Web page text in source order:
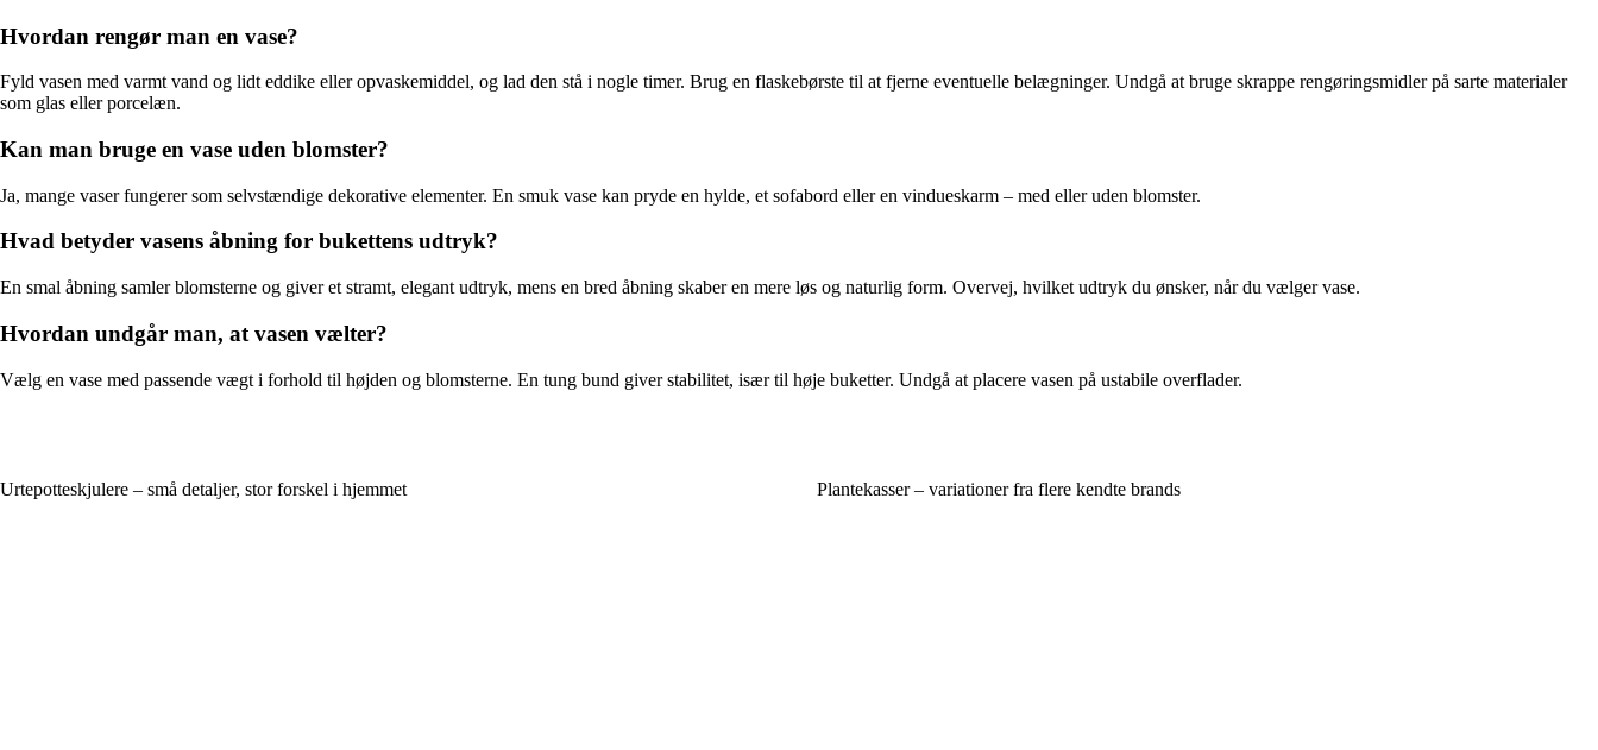
Hvordan rengør man en vase?
Fyld vasen med varmt vand og lidt eddike eller opvaskemiddel, og lad den stå i nogle timer. Brug en flaskebørste til at fjerne eventuelle belægninger. Undgå at bruge skrappe rengøringsmidler på sarte materialer
som glas eller porcelæn.
Kan man bruge en vase uden blomster?
Ja, mange vaser fungerer som selvstændige dekorative elementer. En smuk vase kan pryde en hylde, et sofabord eller en vindueskarm – med eller uden blomster.
Hvad betyder vasens åbning for bukettens udtryk?
En smal åbning samler blomsterne og giver et stramt, elegant udtryk, mens en bred åbning skaber en mere løs og naturlig form. Overvej, hvilket udtryk du ønsker, når du vælger vase.
Hvordan undgår man, at vasen vælter?
Vælg en vase med passende vægt i forhold til højden og blomsterne. En tung bund giver stabilitet, især til høje buketter. Undgå at placere vasen på ustabile overflader.
Urtepotteskjulere – små detaljer, stor forskel i hjemmet Plantekasser – variationer fra flere kendte brands